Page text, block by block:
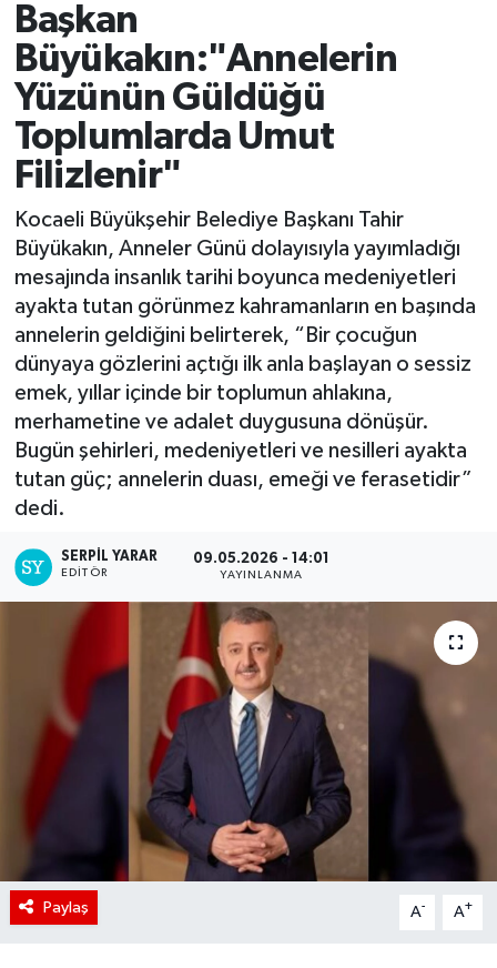
Başkan
Büyükakın:"Annelerin
Yüzünün Güldüğü
Toplumlarda Umut
Filizlenir"
Kocaeli Büyükşehir Belediye Başkanı Tahir
Büyükakın, Anneler Günü dolayısıyla yayımladığı
mesajında insanlık tarihi boyunca medeniyetleri
ayakta tutan görünmez kahramanların en başında
annelerin geldiğini belirterek, “Bir çocuğun
dünyaya gözlerini açtığı ilk anla başlayan o sessiz
emek, yıllar içinde bir toplumun ahlakına,
merhametine ve adalet duygusuna dönüşür.
Bugün şehirleri, medeniyetleri ve nesilleri ayakta
tutan güç; annelerin duası, emeği ve ferasetidir”
dedi.
SERPİL YARAR
EDITÖR
09.05.2026 - 14:01
YAYINLANMA
Paylaş A- A+